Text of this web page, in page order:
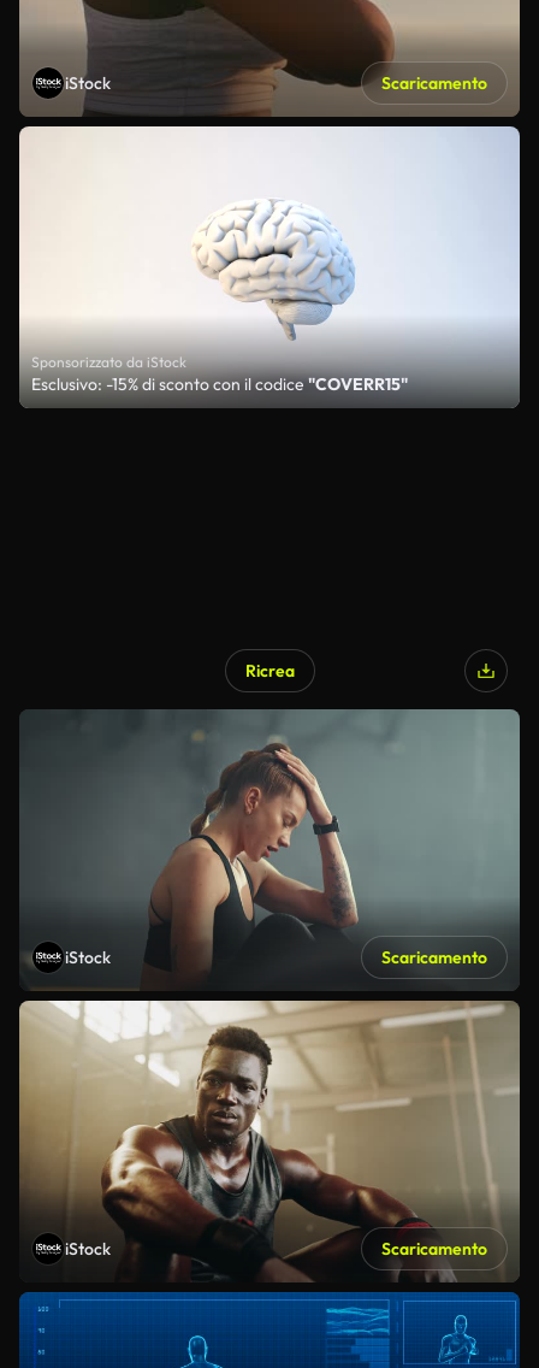
iStock Scaricamento
Sponsorizzato da iStock
Esclusivo: -15% di sconto con il codice"COVERR15"
Ricrea
iStock Scaricamento
iStock Scaricamento